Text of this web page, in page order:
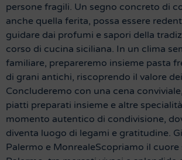
persone fragili. Un segno concreto di
anche quella ferita, possa essere
guidare dai profumi e sapori della
corso di cucina siciliana. In un clima
familiare, prepareremo insieme pasta
di grani antichi, riscoprendo il valore
Concluderemo con una cena
piatti preparati insieme e altre
momento autentico di condivisione,
diventa luogo di legami e gratitudine.
Palermo e MonrealeScopriamo il